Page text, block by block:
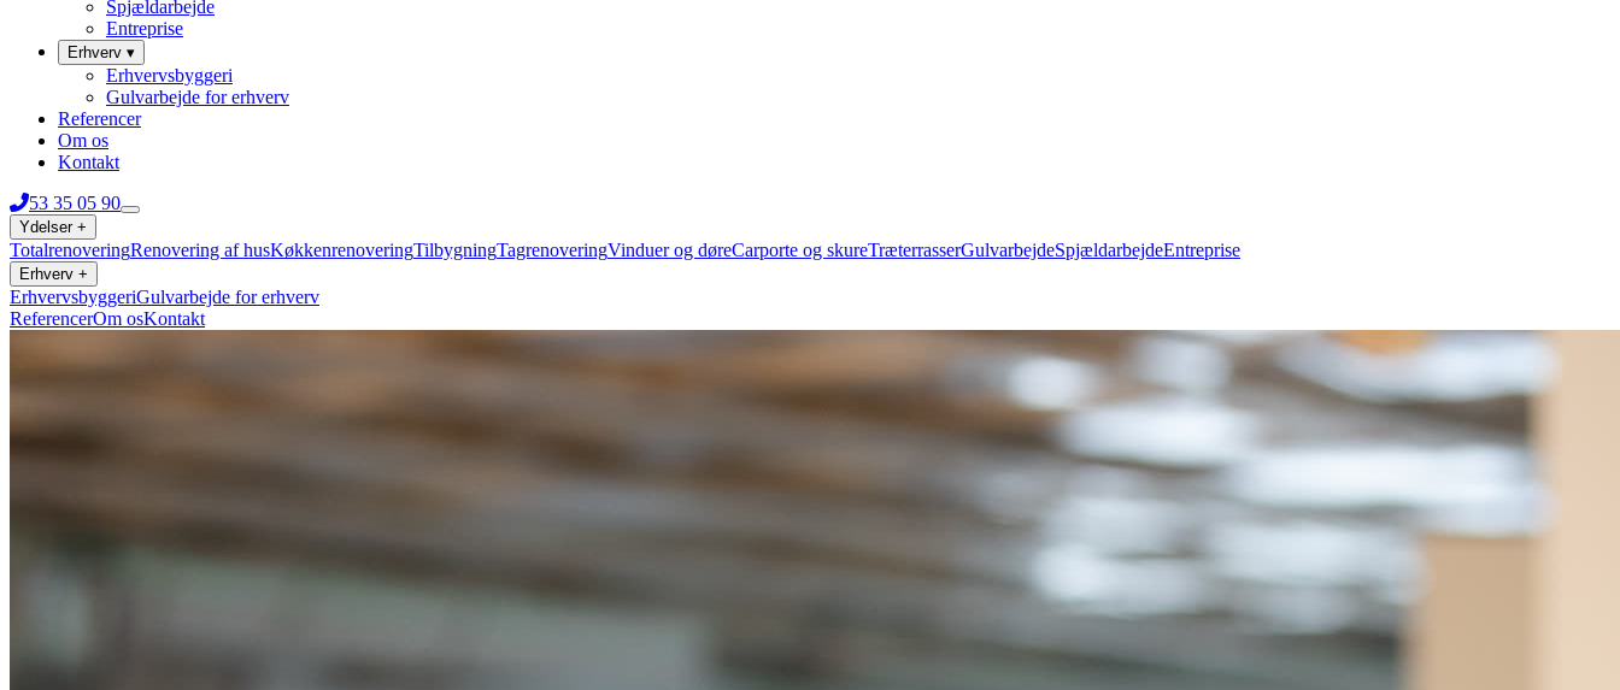
Spjældarbejde
Entreprise
Erhverv ▾
Erhvervsbyggeri
Gulvarbejde for erhverv
Referencer
Om os
Kontakt
53 35 05 90
Ydelser +
TotalrenoveringRenovering af husKøkkenrenoveringTilbygningTagrenoveringVinduer og døreCarporte og skureTræterrasserGulvarbejdeSpjældarbejdeEntreprise
Erhverv +
ErhvervsbyggeriGulvarbejde for erhverv
ReferencerOm osKontakt